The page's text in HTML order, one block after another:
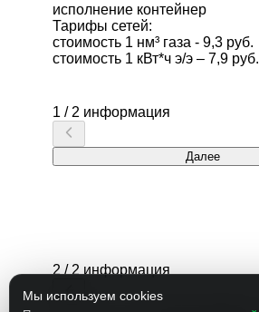
исполнение контейнер
Тарифы сетей:
стоимость 1 нм³ газа - 9,3 руб.
стоимость 1 кВт*ч э/э – 7,9 руб.
1 / 2 информация
Далее
2 / 2 информация
Мы используем cookies